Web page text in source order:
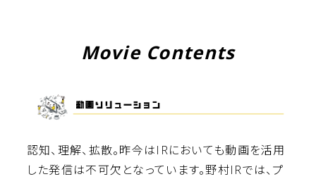
Movie Contents
認知、理解、拡散。昨今はIRにおいても動画を活用
した発信は不可欠となっています。野村IRでは、プ